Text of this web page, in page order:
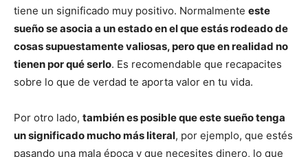
tiene un significado muy positivo. Normalmente este
sueño se asocia a un estado en el que estás rodeado de
cosas supuestamente valiosas, pero que en realidad no
tienen por qué serlo. Es recomendable que recapacites
sobre lo que de verdad te aporta valor en tu vida.
Por otro lado, también es posible que este sueño tenga
un significado mucho más literal, por ejemplo, que estés
pasando una mala época y que necesites dinero, lo que